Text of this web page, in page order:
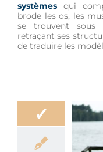
systèmes qui
brode les os, les
se trouvent sous
retraçant ses
de traduire les
✓
: bougez !